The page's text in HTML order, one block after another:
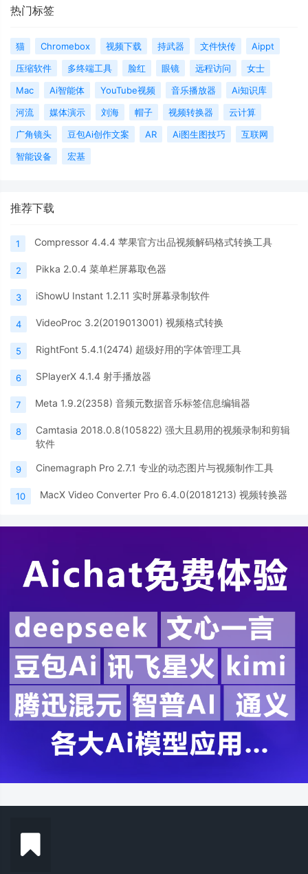
热门标签
猫 Chromebox 视频下载 持武器 文件快传
Aippt
压缩软件
多终端工具 脸红 眼镜 远程访问
女士
Mac
Ai智能体 YouTube视频 音乐播放器
Ai知识库
河流
媒体演示 刘海 帽子 视频转换器
云计算
广角镜头
豆包Ai创作文案 AR Ai图生图技巧
互联网
智能设备
宏基
推荐下载
1 Compressor 4.4.4 苹果官方出品视频解码格式转换工具
2 Pikka 2.0.4 菜单栏屏幕取色器
3 iShowU Instant 1.2.11 实时屏幕录制软件
4 VideoProc 3.2(2019013001) 视频格式转换
5 RightFont 5.4.1(2474) 超级好用的字体管理工具
6 SPlayerX 4.1.4 射手播放器
7 Meta 1.9.2(2358) 音频元数据音乐标签信息编辑器
8
Camtasia 2018.0.8(105822) 强大且易用的视频录制和剪辑
软件
9 Cinemagraph Pro 2.7.1 专业的动态图片与视频制作工具
10 MacX Video Converter Pro 6.4.0(20181213) 视频转换器